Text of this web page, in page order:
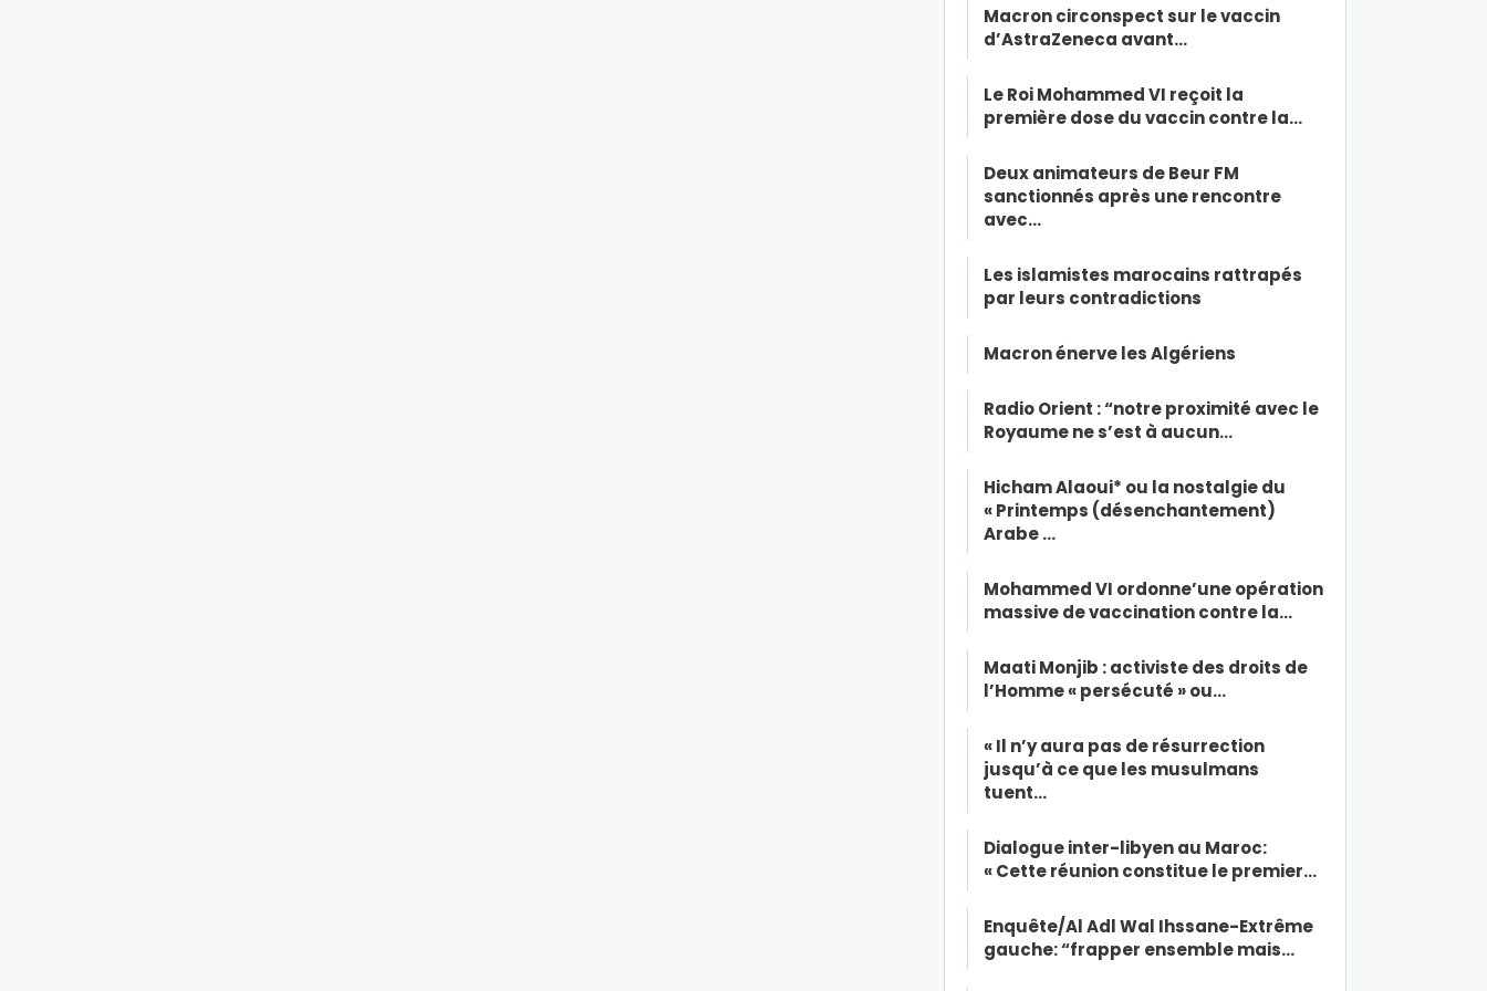
Macron circonspect sur le vaccin
d’AstraZeneca avant…
Le Roi Mohammed VI reçoit la
première dose du vaccin contre la…
Deux animateurs de Beur FM
sanctionnés après une rencontre
avec…
Les islamistes marocains rattrapés
par leurs contradictions
Macron énerve les Algériens
Radio Orient : “notre proximité avec le
Royaume ne s’est à aucun…
Hicham Alaoui* ou la nostalgie du
« Printemps (désenchantement)
Arabe …
Mohammed VI ordonne’une opération
massive de vaccination contre la…
Maati Monjib : activiste des droits de
l’Homme « persécuté » ou…
« Il n’y aura pas de résurrection
jusqu’à ce que les musulmans
tuent…
Dialogue inter-libyen au Maroc:
« Cette réunion constitue le premier…
Enquête/Al Adl Wal Ihssane-Extrême
gauche: “frapper ensemble mais…